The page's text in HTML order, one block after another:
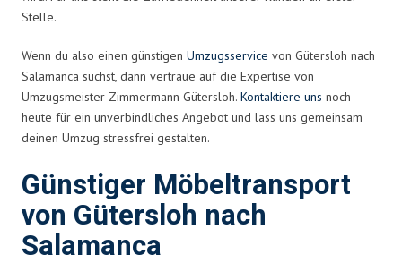
Stelle.
Wenn du also einen günstigen Umzugsservice von Gütersloh nach
Salamanca suchst, dann vertraue auf die Expertise von
Umzugsmeister Zimmermann Gütersloh. Kontaktiere uns noch
heute für ein unverbindliches Angebot und lass uns gemeinsam
deinen Umzug stressfrei gestalten.
Günstiger Möbeltransport
von Gütersloh nach
Salamanca